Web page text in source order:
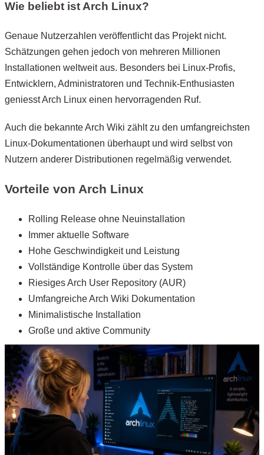
Wie beliebt ist Arch Linux?
Genaue Nutzerzahlen veröffentlicht das Projekt nicht.
Schätzungen gehen jedoch von mehreren Millionen
Installationen weltweit aus. Besonders bei Linux-Profis,
Entwicklern, Administratoren und Technik-Enthusiasten
geniesst Arch Linux einen hervorragenden Ruf.
Auch die bekannte Arch Wiki zählt zu den umfangreichsten
Linux-Dokumentationen überhaupt und wird selbst von
Nutzern anderer Distributionen regelmäßig verwendet.
Vorteile von Arch Linux
Rolling Release ohne Neuinstallation
Immer aktuelle Software
Hohe Geschwindigkeit und Leistung
Vollständige Kontrolle über das System
Riesiges Arch User Repository (AUR)
Umfangreiche Arch Wiki Dokumentation
Minimalistische Installation
Große und aktive Community